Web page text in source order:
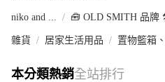
niko and ... 🧰 OLD SMITH 品牌
雜貨 居家生活用品 置物籃箱
本分類熱銷全站排行